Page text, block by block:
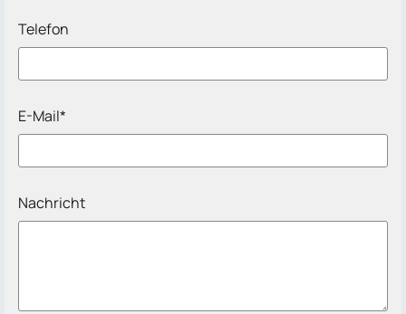
Telefon
E-Mail*
Nachricht